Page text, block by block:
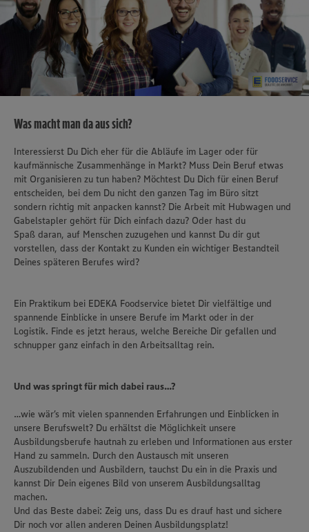
Was macht man da aus sich?
Interessierst Du Dich eher für die Abläufe im Lager oder für
kaufmännische Zusammenhänge in Markt? Muss Dein Beruf etwas
mit Organisieren zu tun haben? Möchtest Du Dich für einen Beruf
entscheiden, bei dem Du nicht den ganzen Tag im Büro sitzt
sondern richtig mit anpacken kannst? Die Arbeit mit Hubwagen und
Gabelstapler gehört für Dich einfach dazu? Oder hast du
Spaß daran, auf Menschen zuzugehen und kannst Du dir gut
vorstellen, dass der Kontakt zu Kunden ein wichtiger Bestandteil
Deines späteren Berufes wird?
Ein Praktikum bei EDEKA Foodservice bietet Dir vielfältige und
spannende Einblicke in unsere Berufe im Markt oder in der
Logistik. Finde es jetzt heraus, welche Bereiche Dir gefallen und
schnupper ganz einfach in den Arbeitsalltag rein.
Und was springt für mich dabei raus…?
…wie wär’s mit vielen spannenden Erfahrungen und Einblicken in
unsere Berufswelt? Du erhältst die Möglichkeit unsere
Ausbildungsberufe hautnah zu erleben und Informationen aus erster
Hand zu sammeln. Durch den Austausch mit unseren
Auszubildenden und Ausbildern, tauchst Du ein in die Praxis und
kannst Dir Dein eigenes Bild von unserem Ausbildungsalltag
machen.
Und das Beste dabei: Zeig uns, dass Du es drauf hast und sichere
Dir noch vor allen anderen Deinen Ausbildungsplatz!